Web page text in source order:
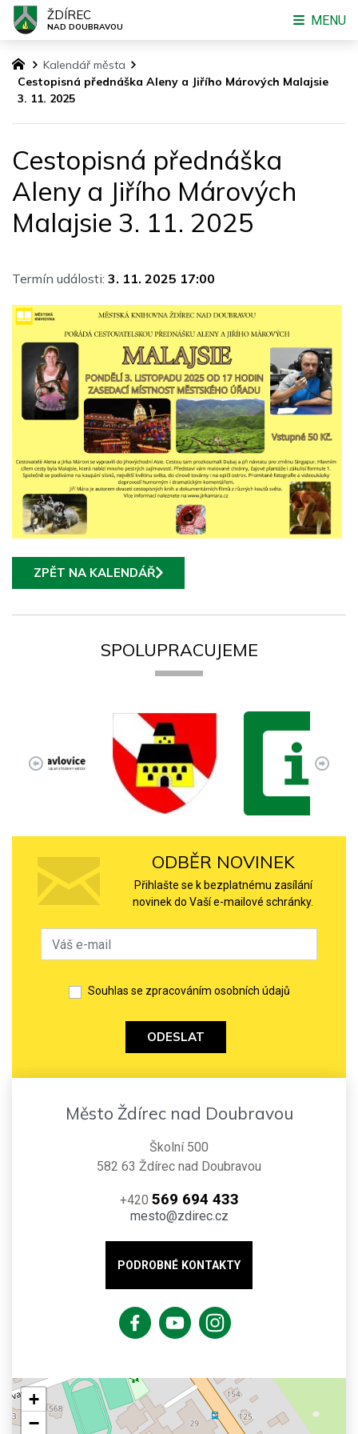
Kalendář města
Cestopisná přednáška Aleny a Jiřího Márových Malajsie
3. 11. 2025
Cestopisná přednáška
Aleny a Jiřího Márových
Malajsie 3. 11. 2025
Termín události: 3. 11. 2025 17:00
ZPĚT NA KALENDÁŘ
SPOLUPRACUJEME
ODBĚR NOVINEK
Přihlašte se k bezplatnému zasílání
novinek do Vaší e-mailové schránky.
Souhlas se zpracováním osobních údajů
ODESLAT
Město Ždírec nad Doubravou
Školní 500
582 63 Ždírec nad Doubravou
+420 569 694 433
mesto@zdirec.cz
PODROBNÉ KONTAKTY
+
−
ŽDÍREC
NAD DOUBRAVOU MENU